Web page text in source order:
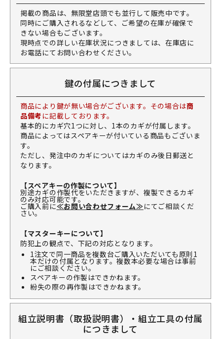
掲載の商品は、無限堂店頭でも並行して販売中です。
同時にご購入されるなどして、ご希望の在庫が確保で
きない場合もございます。
現時点での詳しい在庫状況につきましては、在庫店に
お電話にてお問い合わせください。
鍵の付属につきまして
商品により鍵が無い場合がございます。その場合は商
品備考 に記載しております。
基本的にカギ穴1つに対し、1本のカギが付属します。
商品によってはスペアキーが付いている商品もございま
す。
ただし、発注中のカギについてはカギのみ後日郵送と
なります。
【スペアキーの作製について】
別途カギの作製代をいただきますが、複製できるカギ
のみ対応可能です。
ご購入前に≪お問い合わせフォーム≫にてご相談くだ
さい。
【マスターキーについて】
防犯上の観点で、下記の対応となります。
1注文で同一商品を複数台ご購入いただいても原則1
本だけの付属となります。複数本必要な場合は事前
にご相談ください。
スペアキーの作製はできかねます。
紛失の際の再作製はできかねます。
組立説明書（取扱説明書）・組立工具の付属
につきまして